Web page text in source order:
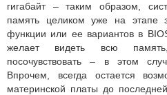
гигабайт – таким образом,
память целиком уже на этапе
функции или ее вариантов в
желает видеть всю
посочувствовать – в этом
Впрочем, всегда остается
материнской платы до